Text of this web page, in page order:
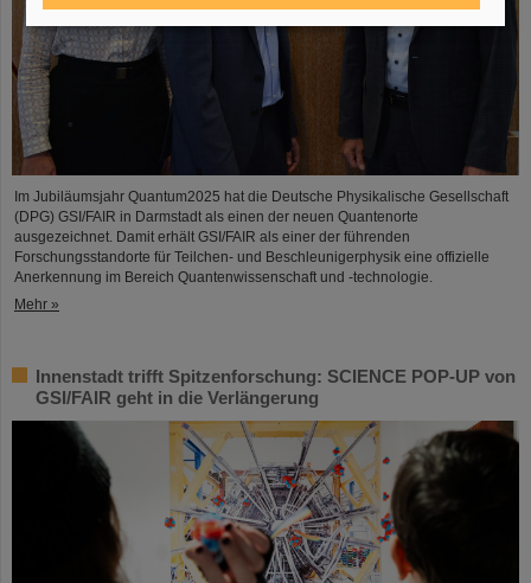
Im Jubiläumsjahr Quantum2025 hat die Deutsche Physikalische Gesellschaft
(DPG) GSI/FAIR in Darmstadt als einen der neuen Quantenorte
ausgezeichnet. Damit erhält GSI/FAIR als einer der führenden
Forschungsstandorte für Teilchen- und Beschleunigerphysik eine offizielle
Anerkennung im Bereich Quantenwissenschaft und -technologie.
Mehr »
Innenstadt trifft Spitzenforschung: SCIENCE POP-UP von
GSI/FAIR geht in die Verlängerung